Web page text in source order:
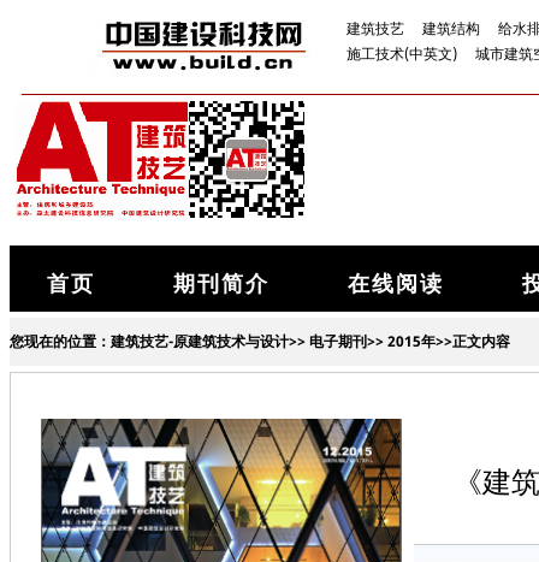
建筑技艺 建筑结构
给水
施工技术(中英文)
城市建筑
首页 期刊简介 在线阅读
您现在的位置： 建筑技艺-原建筑技术与设计>>电子期刊>>2015年>>正文内容
《建